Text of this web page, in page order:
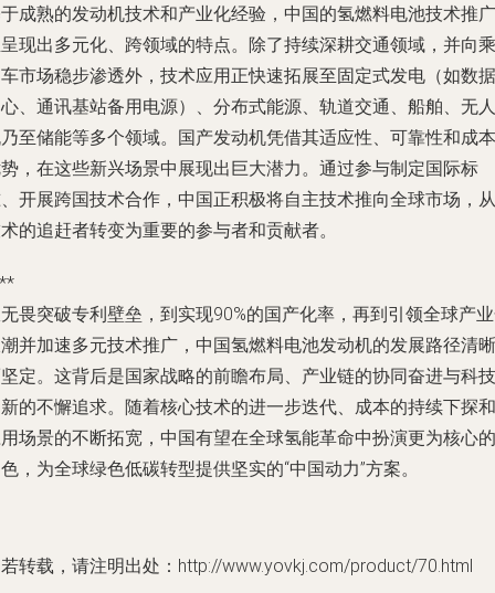
成熟的发动机技术和产业化经验，中国的氢燃料电池技术推广
现出多元化、跨领域的特点。除了持续深耕交通领域，并向乘
市场稳步渗透外，技术应用正快速拓展至固定式发电（如数据
、通讯基站备用电源）、分布式能源、轨道交通、船舶、无人
至储能等多个领域。国产发动机凭借其适应性、可靠性和成本
，在这些新兴场景中展现出巨大潜力。通过参与制定国际标
开展跨国技术合作，中国正积极将自主技术推向全球市场，从
的追赶者转变为重要的参与者和贡献者。
畏突破专利壁垒，到实现90%的国产化率，再到引领全球产
并加速多元技术推广，中国氢燃料电池发动机的发展路径清晰
定。这背后是国家战略的前瞻布局、产业链的协同奋进与科技
的不懈追求。随着核心技术的进一步迭代、成本的持续下探和
场景的不断拓宽，中国有望在全球氢能革命中扮演更为核心的
，为全球绿色低碳转型提供坚实的“中国动力”方案。
转载，请注明出处：http://www.yovkj.com/product/70.html